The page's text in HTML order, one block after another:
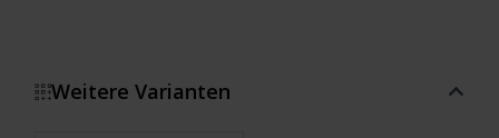
Weitere Varianten